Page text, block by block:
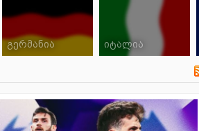
გერმანია იტალია